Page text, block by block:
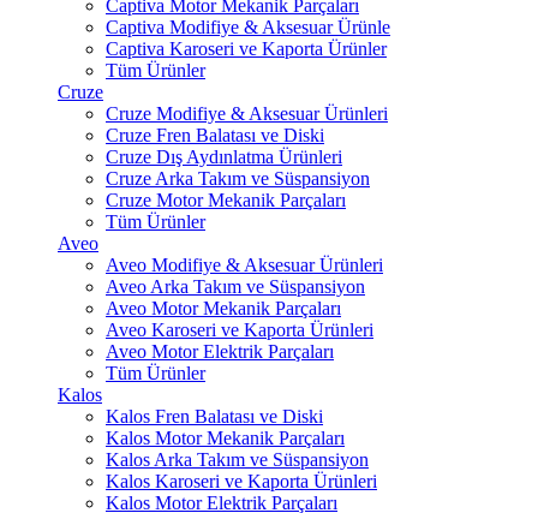
Captiva Motor Mekanik Parçaları
Captiva Modifiye & Aksesuar Ürünle
Captiva Karoseri ve Kaporta Ürünler
Tüm Ürünler
Cruze
Cruze Modifiye & Aksesuar Ürünleri
Cruze Fren Balatası ve Diski
Cruze Dış Aydınlatma Ürünleri
Cruze Arka Takım ve Süspansiyon
Cruze Motor Mekanik Parçaları
Tüm Ürünler
Aveo
Aveo Modifiye & Aksesuar Ürünleri
Aveo Arka Takım ve Süspansiyon
Aveo Motor Mekanik Parçaları
Aveo Karoseri ve Kaporta Ürünleri
Aveo Motor Elektrik Parçaları
Tüm Ürünler
Kalos
Kalos Fren Balatası ve Diski
Kalos Motor Mekanik Parçaları
Kalos Arka Takım ve Süspansiyon
Kalos Karoseri ve Kaporta Ürünleri
Kalos Motor Elektrik Parçaları